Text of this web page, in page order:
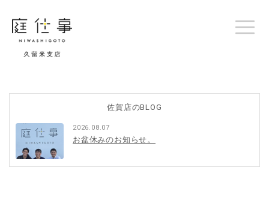
佐賀店のBLOG
2026.08.07
お盆休みのお知らせ。